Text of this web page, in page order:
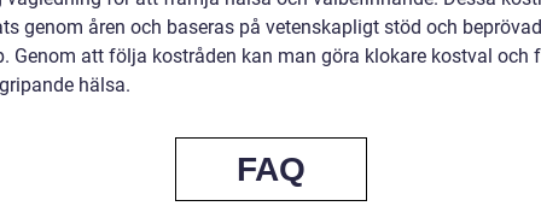
genom åren och baseras på vetenskapligt stöd och beprövad
Genom att följa kostråden kan man göra klokare kostval och
hälsa.
FAQ